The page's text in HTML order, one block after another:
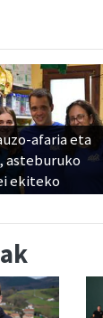
afaria eta
asteburuko
ekiteko